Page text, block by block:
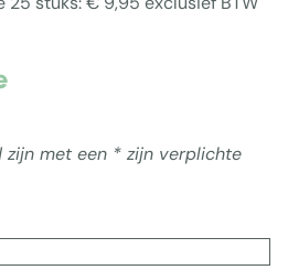
zijn met een * zijn verplichte